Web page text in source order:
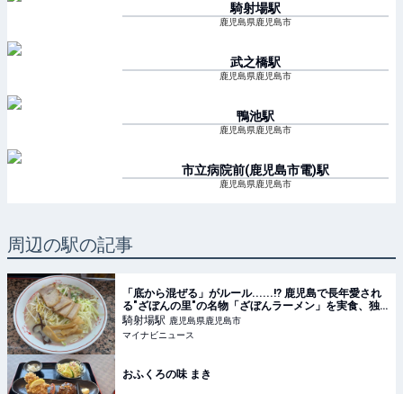
騎射場駅
鹿児島県鹿児島市
武之橋駅
鹿児島県鹿児島市
鴨池駅
鹿児島県鹿児島市
市立病院前(鹿児島市電)駅
鹿児島県鹿児島市
周辺の駅の記事
「底から混ぜる」がルール......!? 鹿児島で長年愛され
る"ざぼんの里"の名物「ざぼんラーメン」を実食、独
自の文化が面白い
騎射場駅 鹿児島県鹿児島市
マイナビニュース
おふくろの味 まき